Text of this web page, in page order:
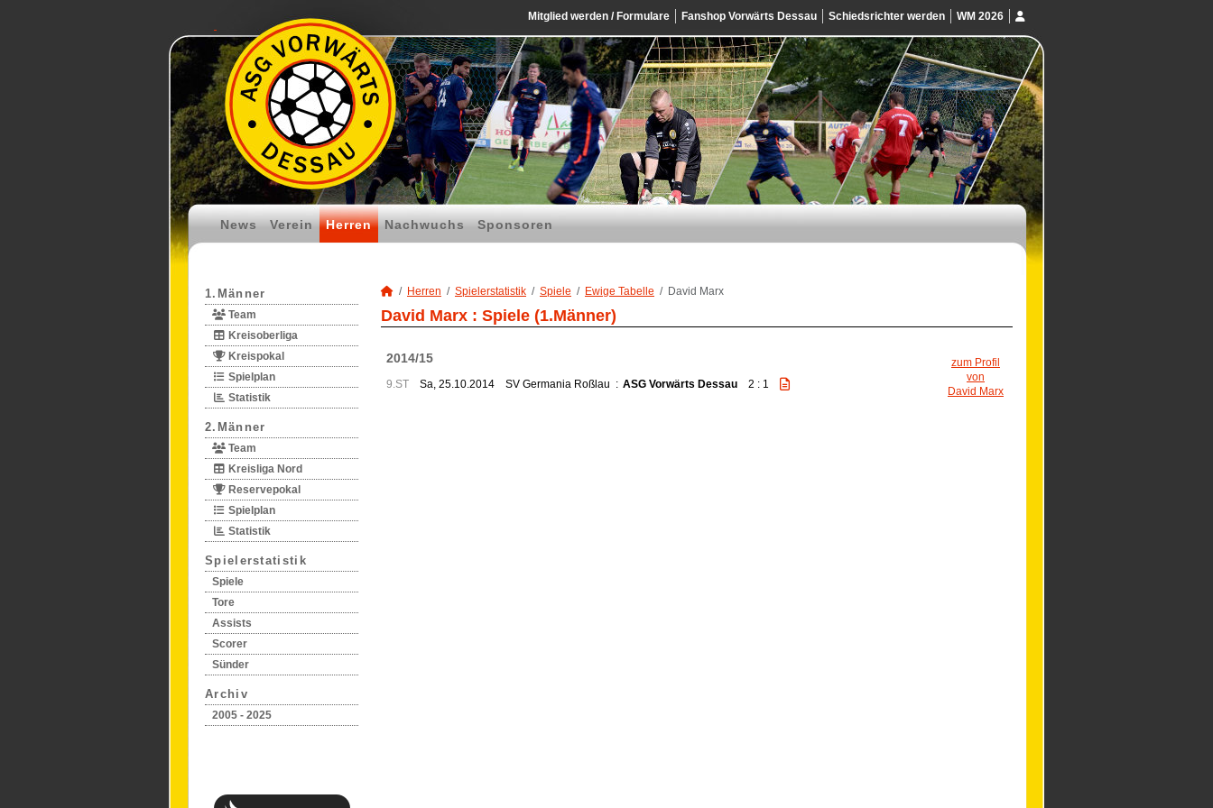
Mitglied werden / Formulare Fanshop Vorwärts Dessau Schiedsrichter werden WM 2026
News Verein Herren Nachwuchs Sponsoren
1.Männer
Team
Kreisoberliga
Kreispokal
Spielplan
Statistik
2.Männer
Team
Kreisliga Nord
Reservepokal
Spielplan
Statistik
Spielerstatistik
Spiele
Tore
Assists
Scorer
Sünder
Archiv
2005 - 2025
Herren Spielerstatistik Spiele Ewige Tabelle David Marx
David Marx : Spiele (1.Männer)
zum Profil
von
David Marx
2014/15
9.ST Sa, 25.10.2014 SV Germania Roßlau : ASG Vorwärts Dessau 2 : 1